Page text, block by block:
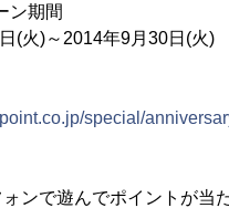
ン期間
(火)～2014年9月30日(火)
special/
ンで遊んでポイントが当